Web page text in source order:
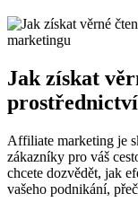
Jak získat
Affiliate marketing je
zákazníky pro váš
chcete dozvědět, jak
vašeho podnikání,